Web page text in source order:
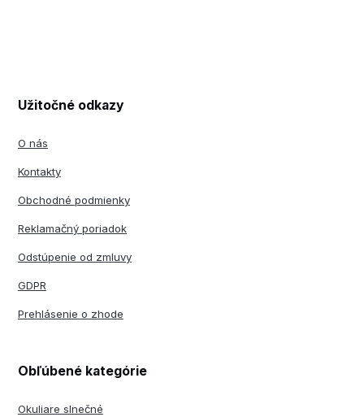
Užitočné odkazy
O nás
Kontakty
Obchodné podmienky
Reklamačný poriadok
Odstúpenie od zmluvy
GDPR
Prehlásenie o zhode
Obľúbené kategórie
Okuliare slnečné